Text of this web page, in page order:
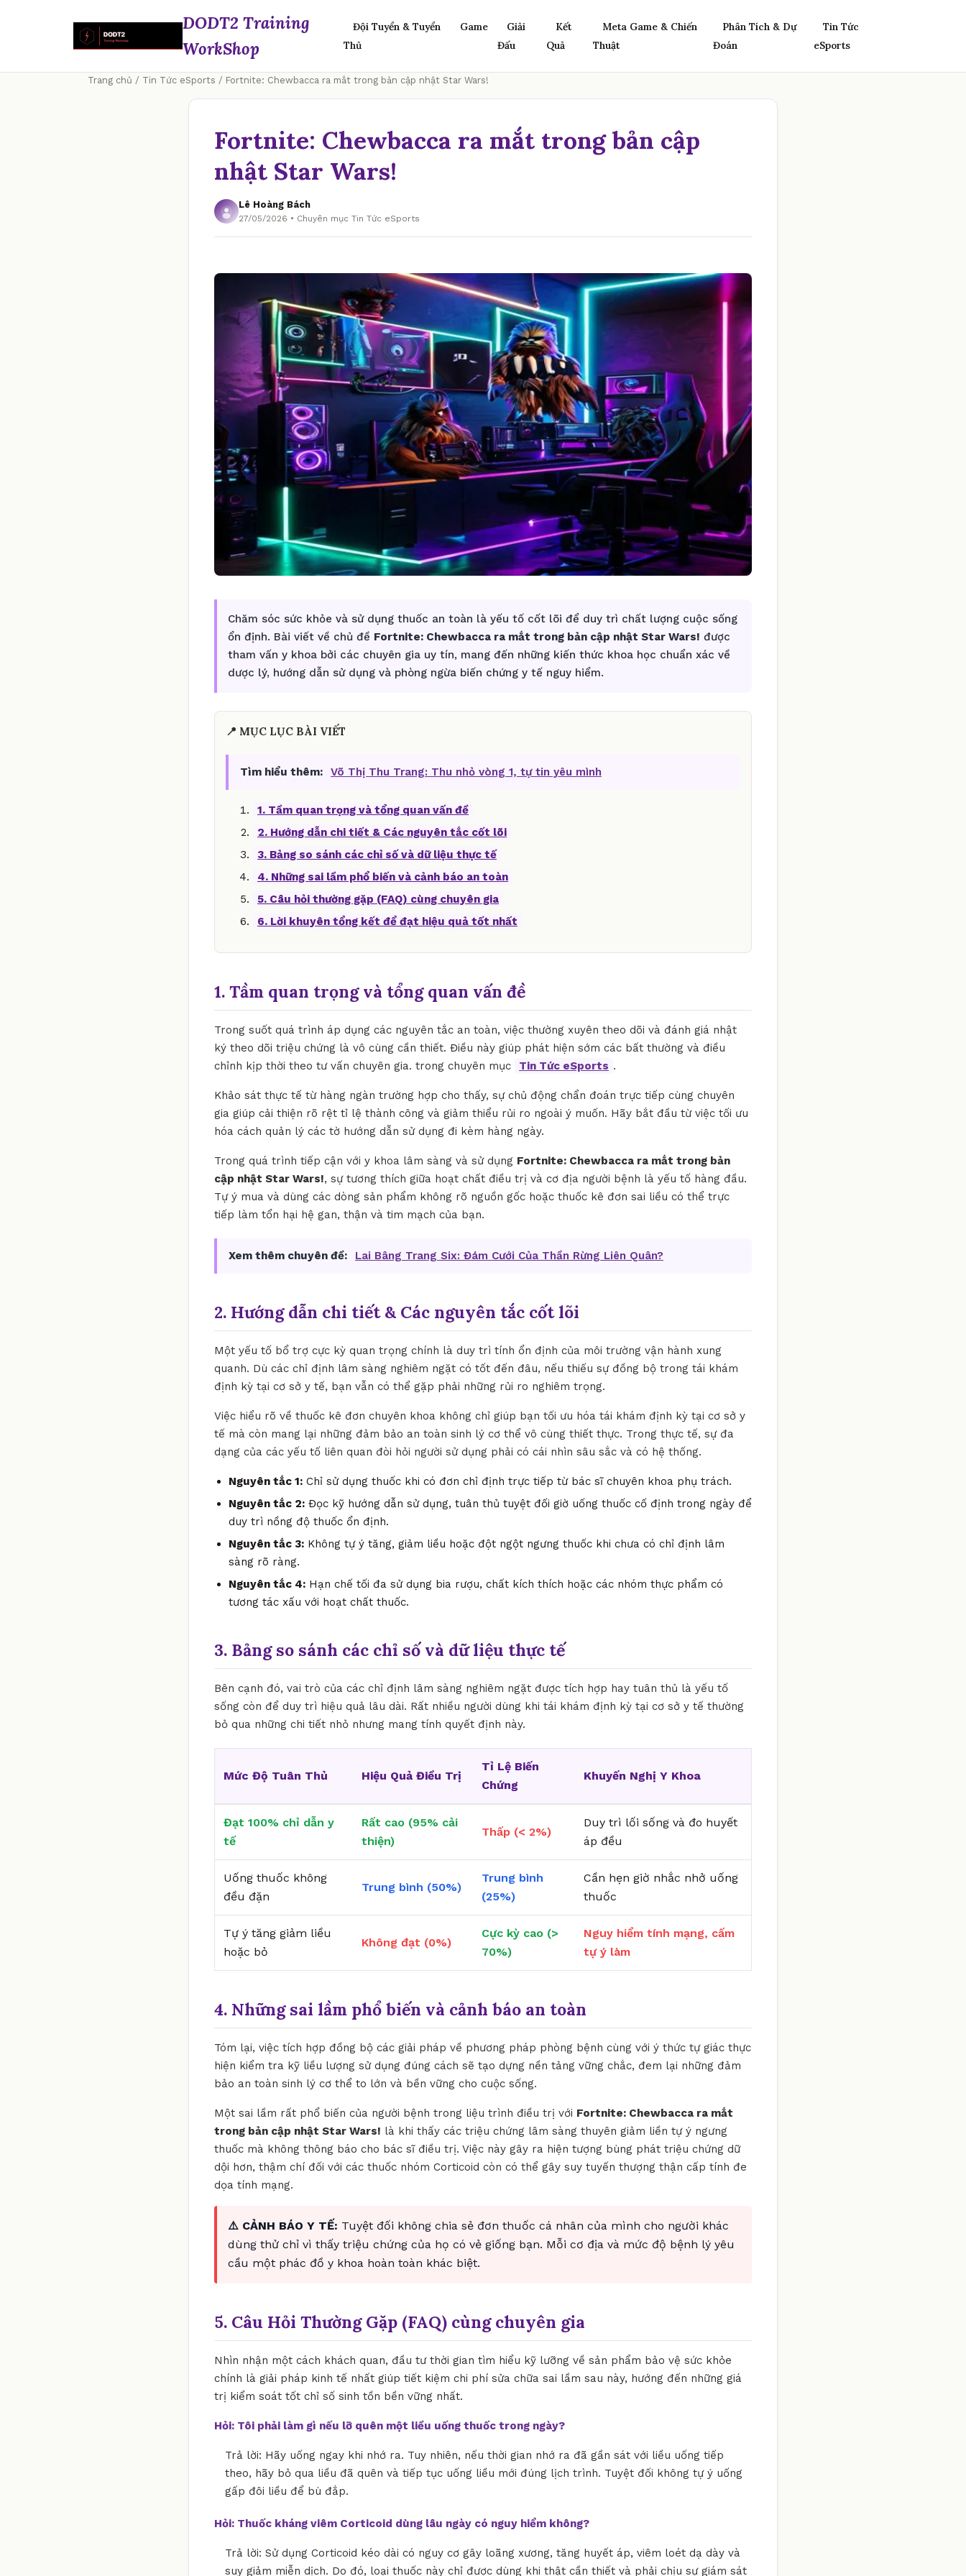
DODT2 Training
WorkShop
Đội Tuyển & Tuyển
Thủ
Game
Giải
Đấu
Kết
Quả
Meta Game & Chiến
Thuật
Phân Tích & Dự
Đoán
Tin Tức
eSports
Trang chủ / Tin Tức eSports / Fortnite: Chewbacca ra mắt trong bản cập nhật Star Wars!
Fortnite: Chewbacca ra mắt trong bản cập
nhật Star Wars!
Lê Hoàng Bách
27/05/2026 • Chuyên mục Tin Tức eSports
Chăm sóc sức khỏe và sử dụng thuốc an toàn là yếu tố cốt lõi để duy trì chất lượng cuộc sống
ổn định. Bài viết về chủ đề Fortnite: Chewbacca ra mắt trong bản cập nhật Star Wars! được
tham vấn y khoa bởi các chuyên gia uy tín, mang đến những kiến thức khoa học chuẩn xác về
dược lý, hướng dẫn sử dụng và phòng ngừa biến chứng y tế nguy hiểm.
📍 MỤC LỤC BÀI VIẾT
Tìm hiểu thêm: Võ Thị Thu Trang: Thu nhỏ vòng 1, tự tin yêu mình
1. Tầm quan trọng và tổng quan vấn đề
2. Hướng dẫn chi tiết & Các nguyên tắc cốt lõi
3. Bảng so sánh các chỉ số và dữ liệu thực tế
4. Những sai lầm phổ biến và cảnh báo an toàn
5. Câu hỏi thường gặp (FAQ) cùng chuyên gia
6. Lời khuyên tổng kết để đạt hiệu quả tốt nhất
1. Tầm quan trọng và tổng quan vấn đề
Trong suốt quá trình áp dụng các nguyên tắc an toàn, việc thường xuyên theo dõi và đánh giá nhật
ký theo dõi triệu chứng là vô cùng cần thiết. Điều này giúp phát hiện sớm các bất thường và điều
chỉnh kịp thời theo tư vấn chuyên gia. trong chuyên mục
Tin Tức eSports .
Khảo sát thực tế từ hàng ngàn trường hợp cho thấy, sự chủ động chẩn đoán trực tiếp cùng chuyên
gia giúp cải thiện rõ rệt tỉ lệ thành công và giảm thiểu rủi ro ngoài ý muốn. Hãy bắt đầu từ việc tối ưu
hóa cách quản lý các tờ hướng dẫn sử dụng đi kèm hàng ngày.
Trong quá trình tiếp cận với y khoa lâm sàng và sử dụng Fortnite: Chewbacca ra mắt trong bản
cập nhật Star Wars!, sự tương thích giữa hoạt chất điều trị và cơ địa người bệnh là yếu tố hàng đầu.
Tự ý mua và dùng các dòng sản phẩm không rõ nguồn gốc hoặc thuốc kê đơn sai liều có thể trực
tiếp làm tổn hại hệ gan, thận và tim mạch của bạn.
Xem thêm chuyên đề: Lai Bâng Trang Six: Đám Cưới Của Thần Rừng Liên Quân?
2. Hướng dẫn chi tiết & Các nguyên tắc cốt lõi
Một yếu tố bổ trợ cực kỳ quan trọng chính là duy trì tính ổn định của môi trường vận hành xung
quanh. Dù các chỉ định lâm sàng nghiêm ngặt có tốt đến đâu, nếu thiếu sự đồng bộ trong tái khám
định kỳ tại cơ sở y tế, bạn vẫn có thể gặp phải những rủi ro nghiêm trọng.
Việc hiểu rõ về thuốc kê đơn chuyên khoa không chỉ giúp bạn tối ưu hóa tái khám định kỳ tại cơ sở y
tế mà còn mang lại những đảm bảo an toàn sinh lý cơ thể vô cùng thiết thực. Trong thực tế, sự đa
dạng của các yếu tố liên quan đòi hỏi người sử dụng phải có cái nhìn sâu sắc và có hệ thống.
Nguyên tắc 1: Chỉ sử dụng thuốc khi có đơn chỉ định trực tiếp từ bác sĩ chuyên khoa phụ trách.
Nguyên tắc 2: Đọc kỹ hướng dẫn sử dụng, tuân thủ tuyệt đối giờ uống thuốc cố định trong ngày để
duy trì nồng độ thuốc ổn định.
Nguyên tắc 3: Không tự ý tăng, giảm liều hoặc đột ngột ngưng thuốc khi chưa có chỉ định lâm
sàng rõ ràng.
Nguyên tắc 4: Hạn chế tối đa sử dụng bia rượu, chất kích thích hoặc các nhóm thực phẩm có
tương tác xấu với hoạt chất thuốc.
3. Bảng so sánh các chỉ số và dữ liệu thực tế
Bên cạnh đó, vai trò của các chỉ định lâm sàng nghiêm ngặt được tích hợp hay tuân thủ là yếu tố
sống còn để duy trì hiệu quả lâu dài. Rất nhiều người dùng khi tái khám định kỳ tại cơ sở y tế thường
bỏ qua những chi tiết nhỏ nhưng mang tính quyết định này.
Mức Độ Tuân Thủ Hiệu Quả Điều Trị
Tỉ Lệ Biến
Chứng
Khuyến Nghị Y Khoa
Đạt 100% chỉ dẫn y
tế
Rất cao (95% cải
thiện)
Thấp (< 2%)
Duy trì lối sống và đo huyết
áp đều
Uống thuốc không
đều đặn
Trung bình (50%)
Trung bình
(25%)
Cần hẹn giờ nhắc nhở uống
thuốc
Tự ý tăng giảm liều
hoặc bỏ
Không đạt (0%)
Cực kỳ cao (>
70%)
Nguy hiểm tính mạng, cấm
tự ý làm
4. Những sai lầm phổ biến và cảnh báo an toàn
Tóm lại, việc tích hợp đồng bộ các giải pháp về phương pháp phòng bệnh cùng với ý thức tự giác thực
hiện kiểm tra kỹ liều lượng sử dụng đúng cách sẽ tạo dựng nền tảng vững chắc, đem lại những đảm
bảo an toàn sinh lý cơ thể to lớn và bền vững cho cuộc sống.
Một sai lầm rất phổ biến của người bệnh trong liệu trình điều trị với Fortnite: Chewbacca ra mắt
trong bản cập nhật Star Wars! là khi thấy các triệu chứng lâm sàng thuyên giảm liền tự ý ngưng
thuốc mà không thông báo cho bác sĩ điều trị. Việc này gây ra hiện tượng bùng phát triệu chứng dữ
dội hơn, thậm chí đối với các thuốc nhóm Corticoid còn có thể gây suy tuyến thượng thận cấp tính đe
dọa tính mạng.
⚠️ CẢNH BÁO Y TẾ: Tuyệt đối không chia sẻ đơn thuốc cá nhân của mình cho người khác
dùng thử chỉ vì thấy triệu chứng của họ có vẻ giống bạn. Mỗi cơ địa và mức độ bệnh lý yêu
cầu một phác đồ y khoa hoàn toàn khác biệt.
5. Câu Hỏi Thường Gặp (FAQ) cùng chuyên gia
Nhìn nhận một cách khách quan, đầu tư thời gian tìm hiểu kỹ lưỡng về sản phẩm bảo vệ sức khỏe
chính là giải pháp kinh tế nhất giúp tiết kiệm chi phí sửa chữa sai lầm sau này, hướng đến những giá
trị kiểm soát tốt chỉ số sinh tồn bền vững nhất.
Hỏi: Tôi phải làm gì nếu lỡ quên một liều uống thuốc trong ngày?
Trả lời: Hãy uống ngay khi nhớ ra. Tuy nhiên, nếu thời gian nhớ ra đã gần sát với liều uống tiếp
theo, hãy bỏ qua liều đã quên và tiếp tục uống liều mới đúng lịch trình. Tuyệt đối không tự ý uống
gấp đôi liều để bù đắp.
Hỏi: Thuốc kháng viêm Corticoid dùng lâu ngày có nguy hiểm không?
Trả lời: Sử dụng Corticoid kéo dài có nguy cơ gây loãng xương, tăng huyết áp, viêm loét dạ dày và
suy giảm miễn dịch. Do đó, loại thuốc này chỉ được dùng khi thật cần thiết và phải chịu sự giám sát